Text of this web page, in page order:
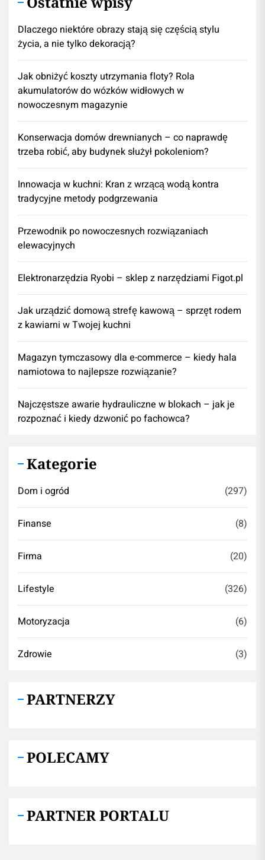
Dlaczego niektóre obrazy stają się częścią stylu
życia, a nie tylko dekoracją?
Jak obniżyć koszty utrzymania floty? Rola
akumulatorów do wózków widłowych w
nowoczesnym magazynie
Konserwacja domów drewnianych – co naprawdę
trzeba robić, aby budynek służył pokoleniom?
Innowacja w kuchni: Kran z wrzącą wodą kontra
tradycyjne metody podgrzewania
Przewodnik po nowoczesnych rozwiązaniach
elewacyjnych
Elektronarzędzia Ryobi – sklep z narzędziami Figot.pl
​Jak urządzić domową strefę kawową – sprzęt rodem
z kawiarni w Twojej kuchni
Magazyn tymczasowy dla e-commerce – kiedy hala
namiotowa to najlepsze rozwiązanie?
Najczęstsze awarie hydrauliczne w blokach – jak je
rozpoznać i kiedy dzwonić po fachowca?
Kategorie
Dom i ogród (297)
Finanse (8)
Firma (20)
Lifestyle (326)
Motoryzacja (6)
Zdrowie (3)
PARTNERZY
POLECAMY
PARTNER PORTALU